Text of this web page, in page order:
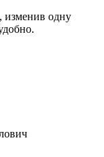
изменив одну